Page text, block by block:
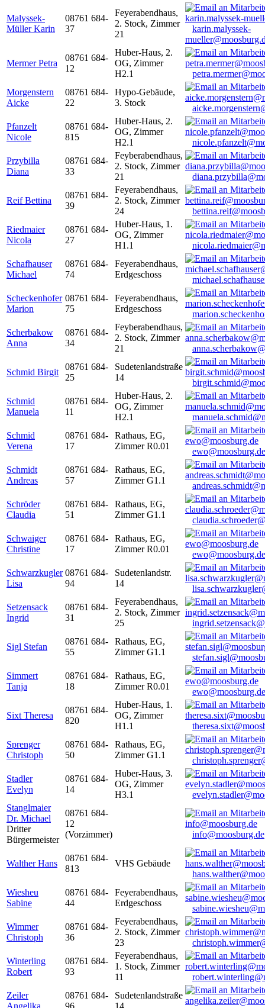
Malyssek-
Müller Karin
08761 684-
37
Feyerabendhaus,
2. Stock, Zimmer
21
karin.malyssek-
Mermer Petra
08761 684-
12
Huber-Haus, 2.
OG, Zimmer
H2.1
Morgenstern
Aicke
08761 684-
22
Hypo-Gebäude,
3. Stock
Pfanzelt
Nicole
08761 684-
815
Huber-Haus, 2.
OG, Zimmer
H2.1
Przybilla
Diana
08761 684-
33
Feyberabendhaus,
2. Stock, Zimmer
21
Reif Bettina
08761 684-
39
Feyerabendhaus,
2. Stock, Zimmer
24
Riedmaier
Nicola
08761 684-
27
Huber-Haus, 1.
OG, Zimmer
H1.1
Schafhauser
Michael
08761 684-
74
Feyerabendhaus,
Erdgeschoss
Scheckenhofer
Marion
08761 684-
75
Feyerabendhaus,
Erdgeschoss
Scherbakow
Anna
08761 684-
34
Feyberabendhaus,
2. Stock, Zimmer
21
Schmid Birgit
08761 684-
25
Sudetenlandstraße
14
Schmid
Manuela
08761 684-
11
Huber-Haus, 2.
OG, Zimmer
H2.1
Schmid
Verena
08761 684-
17
Rathaus, EG,
Zimmer R0.01
ewo@moosburg.de
Schmidt
Andreas
08761 684-
57
Rathaus, EG,
Zimmer G1.1
Schröder
Claudia
08761 684-
51
Rathaus, EG,
Zimmer G1.1
Schwaiger
Christine
08761 684-
17
Rathaus, EG,
Zimmer R0.01
ewo@moosburg.de
Schwarzkugler
Lisa
08761 684-
94
Sudetenlandstr.
14
Setzensack
Ingrid
08761 684-
31
Feyerabendhaus,
2. Stock, Zimmer
25
Sigl Stefan
08761 684-
55
Rathaus, EG,
Zimmer G1.1
Simmert
Tanja
08761 684-
18
Rathaus, EG,
Zimmer R0.01
ewo@moosburg.de
Sixt Theresa
08761 684-
820
Huber-Haus, 1.
OG, Zimmer
H1.1
Sprenger
Christoph
08761 684-
50
Rathaus, EG,
Zimmer G1.1
Stadler
Evelyn
08761 684-
14
Huber-Haus, 3.
OG, Zimmer
H3.1
Stanglmaier
Dr. Michael
Dritter
Bürgermeister
08761 684-
12
(Vorzimmer)
info@moosburg.de
Walther Hans
08761 684-
813
VHS Gebäude
Wiesheu
Sabine
08761 684-
44
Feyerabendhaus,
Erdgeschoss
Wimmer
Christoph
08761 684-
36
Feyerabendhaus,
2. Stock, Zimmer
23
Winterling
Robert
08761 684-
93
Feyerabendhaus,
1. Stock, Zimmer
11
Zeiler
Angelika
08761 684-
96
Sudetenlandstraße
14